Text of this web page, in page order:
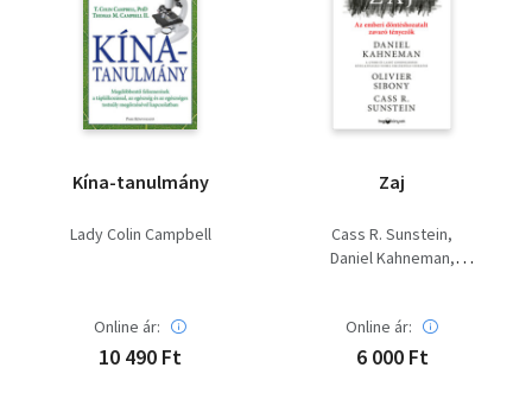
Kína-tanulmány
Lady Colin Campbell
Online ár:
10 490 Ft
Zaj
Cass R. Sunstein
Daniel Kahneman
Online ár:
6 000 Ft